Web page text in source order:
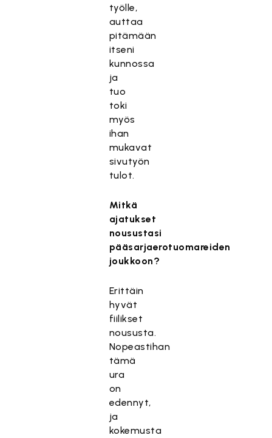
työlle,
auttaa
pitämään
itseni
kunnossa
ja
tuo
toki
myös
ihan
mukavat
sivutyön
tulot.
Mitkä
ajatukset
nousustasi
pääsarjaerotuomareiden
joukkoon?
Erittäin
hyvät
fiilikset
noususta.
Nopeastihan
tämä
ura
on
edennyt,
ja
kokemusta